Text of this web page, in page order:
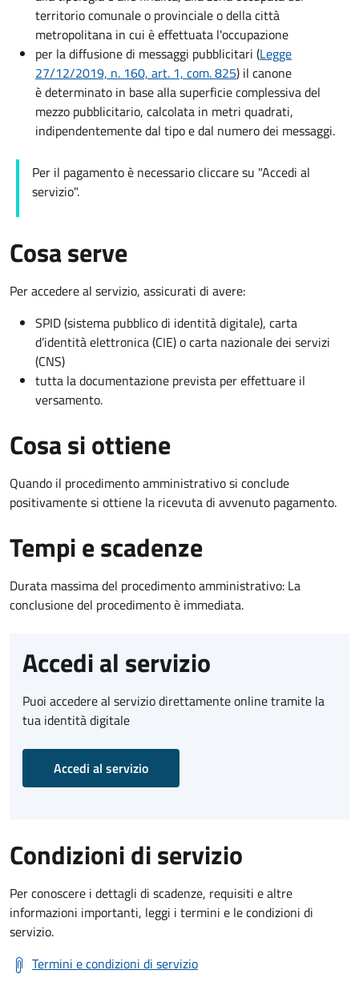
territorio comunale o provinciale o della città
metropolitana in cui è effettuata l'occupazione
per la diffusione di messaggi pubblicitari (Legge
27/12/2019, n. 160, art. 1, com. 825) il canone
è determinato in base alla superficie complessiva del
mezzo pubblicitario, calcolata in metri quadrati,
indipendentemente dal tipo e dal numero dei messaggi.
Per il pagamento è necessario cliccare su "Accedi al
servizio".
Cosa serve
Per accedere al servizio, assicurati di avere:
SPID (sistema pubblico di identità digitale), carta
d’identità elettronica (CIE) o carta nazionale dei servizi
(CNS)
tutta la documentazione prevista per effettuare il
versamento.
Cosa si ottiene
Quando il procedimento amministrativo si conclude
positivamente si ottiene la ricevuta di avvenuto pagamento.
Tempi e scadenze
Durata massima del procedimento amministrativo: La
conclusione del procedimento è immediata.
Accedi al servizio
Puoi accedere al servizio direttamente online tramite la
tua identità digitale
Accedi al servizio
Condizioni di servizio
Per conoscere i dettagli di scadenze, requisiti e altre
informazioni importanti, leggi i termini e le condizioni di
servizio.
Termini e condizioni di servizio